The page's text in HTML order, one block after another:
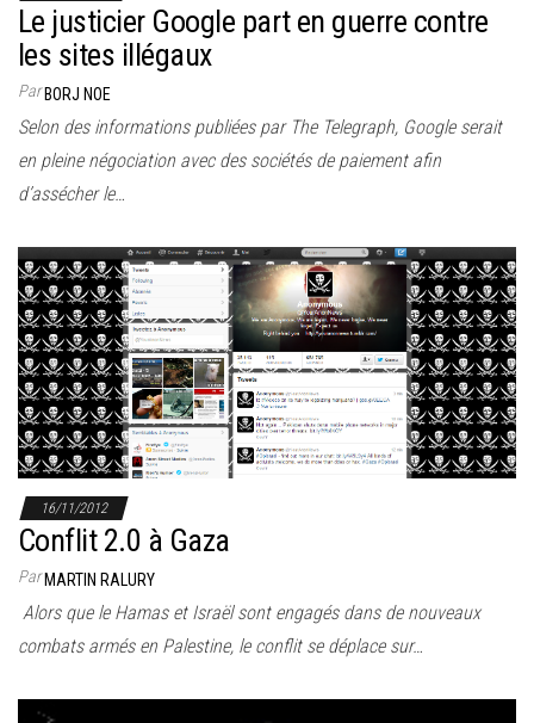
Le justicier Google part en guerre contre
les sites illégaux
ParBORJ NOE
Selon des informations publiées par The Telegraph, Google serait
en pleine négociation avec des sociétés de paiement afin
d’assécher le…
16/11/2012
Conflit 2.0 à Gaza
ParMARTIN RALURY
Alors que le Hamas et Israël sont engagés dans de nouveaux
combats armés en Palestine, le conflit se déplace sur…